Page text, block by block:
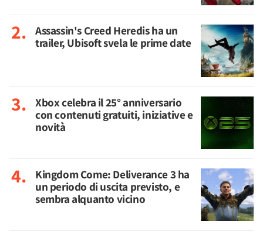
Assassin's Creed Heredis ha un
trailer, Ubisoft svela le prime date
Xbox celebra il 25° anniversario
con contenuti gratuiti, iniziative e
novità
Kingdom Come: Deliverance 3 ha
un periodo di uscita previsto, e
sembra alquanto vicino